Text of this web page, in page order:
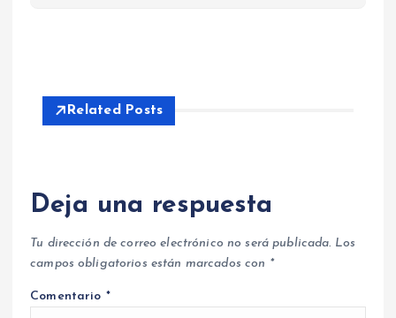
Related Posts
Deja una respuesta
Tu dirección de correo electrónico no será publicada. Los
campos obligatorios están marcados con *
Comentario *